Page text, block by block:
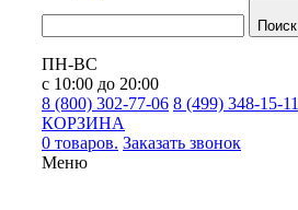
Поиск
ПН-ВС
с 10:00 до 20:00
8 (800) 302-77-06 8 (499) 348-15-11
КОРЗИНА
0 товаров. Заказать звонок
Меню